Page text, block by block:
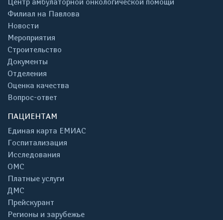
Центр амбулаторной онкологической помощи
Филиал на Павлова
Новости
Мероприятия
Строительство
Документы
Отделения
Оценка качества
Вопрос-ответ
ПАЦИЕНТАМ
Единая карта ЕМИАС
Госпитализация
Исследования
ОМС
Платные услуги
ДМС
Прейскурант
Регионы и зарубежье